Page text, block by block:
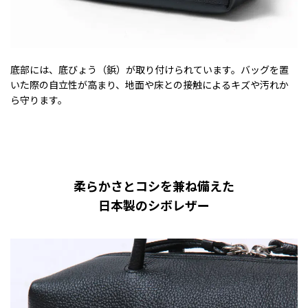
底部には、底びょう（鋲）が取り付けられています。バッグを置
いた際の自立性が高まり、地面や床との接触によるキズや汚れか
ら守ります。
柔らかさとコシを兼ね備えた
日本製のシボレザー